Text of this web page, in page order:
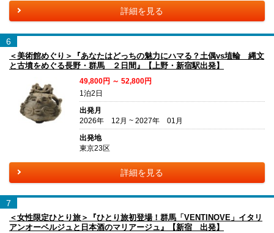
詳細を見る
6
＜美術館めぐり＞『あなたはどっちの魅力にハマる？土偶vs埴輪 縄文
と古墳をめぐる長野・群馬 ２日間』【上野・新宿駅出発】
49,800円 ～ 52,800円
1泊2日
出発月
2026年 12月 ~ 2027年 01月
出発地
東京23区
詳細を見る
7
＜女性限定ひとり旅＞『ひとり旅初登場！群馬「VENTINOVE」イタリ
アンオーベルジュと日本酒のマリアージュ』【新宿 出発】